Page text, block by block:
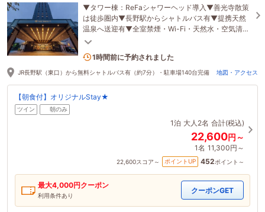
▼タワー棟：ReFaシャワーヘッド導入▼善光寺散策
は徒歩圏内▼長野駅からシャトルバス有▼提携天然
温泉へ送迎有▼全室禁煙・Wi-Fi・天然水・空気清浄
機完備▼駐車場完備▼眺望が良いタワー棟・機能性
4名がこの宿を見ています
JR長野駅（東口）から無料シャトルバス有（約7分）・駐車場140台完備 地図・アクセス
【朝食付】オリジナルStay★
ツイン 朝のみ
1泊 大人2名 合計(税込)
22,600円～
1名 11,300円～
22,600スコア～ ポイントUP 452ポイント～
最大4,000円クーポン
利用条件あり
クーポンGET